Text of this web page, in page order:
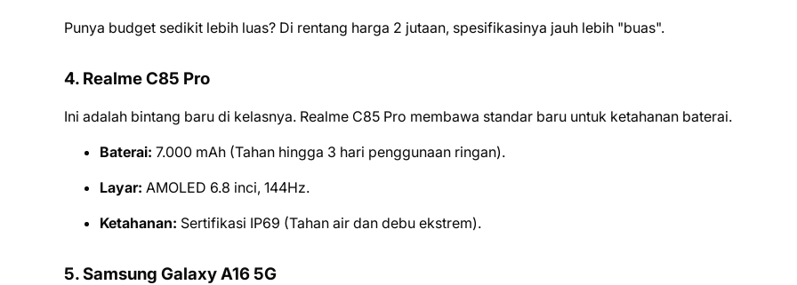
Punya budget sedikit lebih luas? Di rentang harga 2 jutaan, spesifikasinya jauh lebih "buas".
4. Realme C85 Pro
Ini adalah bintang baru di kelasnya. Realme C85 Pro membawa standar baru untuk ketahanan baterai.
Baterai: 7.000 mAh (Tahan hingga 3 hari penggunaan ringan).
Layar: AMOLED 6.8 inci, 144Hz.
Ketahanan: Sertifikasi IP69 (Tahan air dan debu ekstrem).
5. Samsung Galaxy A16 5G